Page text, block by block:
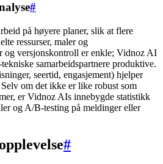
#
på høyere planer, slik at flere
ressurser, maler og
og versjonskontroll er enkle; Vidnoz AI
samarbeidspartnere produktive.
seertid, engasjement) hjelper
om det ikke er like robust som
er Vidnoz AIs innebygde statistikk
og A/B-testing på meldinger eller
#